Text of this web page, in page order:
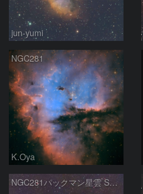
jun-yumi
NGC281
K.Oya
NGC281パックマン星雲 SHO合成